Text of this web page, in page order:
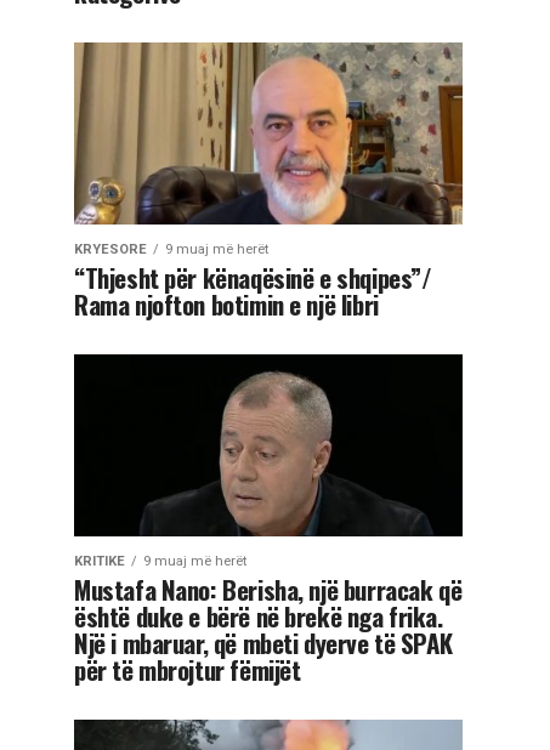
KRYESORE 9 muaj më herët
“Thjesht për kënaqësinë e shqipes”/
Rama njofton botimin e një libri
KRITIKE 9 muaj më herët
Mustafa Nano: Berisha, një burracak që
është duke e bërë në brekë nga frika.
Një i mbaruar, që mbeti dyerve të SPAK
për të mbrojtur fëmijët